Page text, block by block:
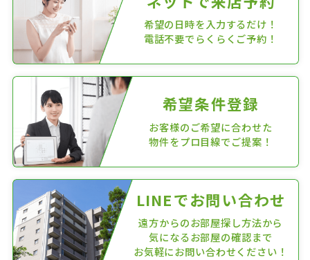
希望の日時を入力するだけ！
電話不要でらくらくご予約！
希望条件登録
お客様のご希望に合わせた
物件をプロ目線でご提案！
LINEでお問い合わせ
遠方からのお部屋探し方法から
気になるお部屋の確認まで
お気軽にお問い合わせください！